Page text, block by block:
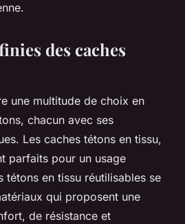
des caches
une multitude de choix en
chacun avec ses
Les caches tétons en tissu,
parfaits pour un usage
tétons en tissu réutilisables se
qui proposent une
de résistance et